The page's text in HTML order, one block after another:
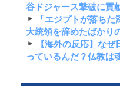
谷ドジャース撃破に貢
「エジプトが落ちた
大統領を辞めたばかり
【海外の反応】な
っているんだ？仏教は